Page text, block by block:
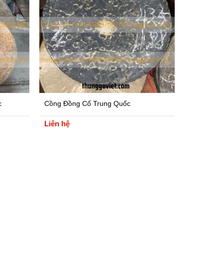
Cồng Đồng Cổ Trung Quốc
Liên hệ